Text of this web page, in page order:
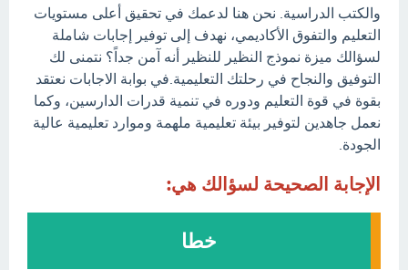
والكتب الدراسية. نحن هنا لدعمك في تحقيق أعلى مستويات
التعليم والتفوق الأكاديمي، نهدف إلى توفير إجابات شاملة
لسؤالك ميزة نموذج النظير للنظير أنه آمن جداً؟ نتمنى لك
التوفيق والنجاح في رحلتك التعليمية.في بوابة الاجابات نعتقد
بقوة في قوة التعليم ودوره في تنمية قدرات الدارسين، وكما
نعمل جاهدين لتوفير بيئة تعليمية ملهمة وموارد تعليمية عالية
الجودة.
الإجابة الصحيحة لسؤالك هي:
خطا